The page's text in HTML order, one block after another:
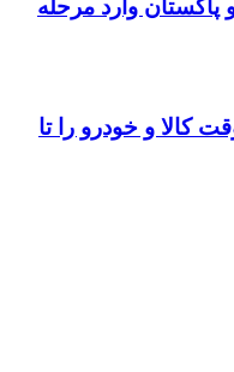
پاکستان وارد مرحله
کالا و خودرو را تا